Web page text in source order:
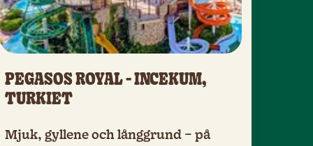
PEGASOS ROYAL - INCEKUM,
TURKIET
Mjuk, gyllene och långgrund – på